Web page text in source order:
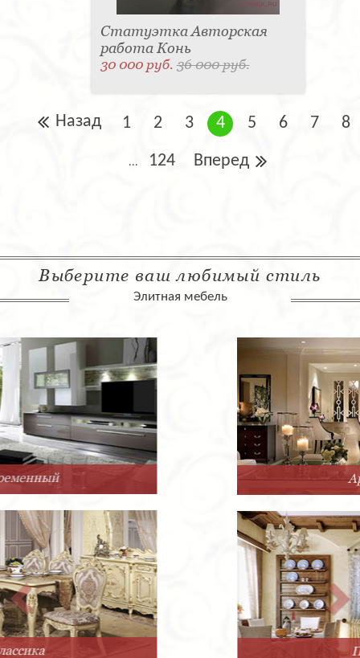
Статуэтка Авторская
работа Конь
30 000 руб.36 000 руб.
Назад 1 2 3 4 5 6 7 8
... 124 Вперед
Выберите ваш любимый стиль
Элитная мебель